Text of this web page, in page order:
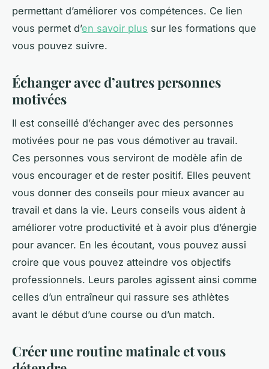
permettant d’améliorer vos compétences. Ce lien
vous permet d’en savoir plus sur les formations que
vous pouvez suivre.
Échanger avec d’autres personnes
motivées
Il est conseillé d’échanger avec des personnes
motivées pour ne pas vous démotiver au travail.
Ces personnes vous serviront de modèle afin de
vous encourager et de rester positif. Elles peuvent
vous donner des conseils pour mieux avancer au
travail et dans la vie. Leurs conseils vous aident à
améliorer votre productivité et à avoir plus d’énergie
pour avancer. En les écoutant, vous pouvez aussi
croire que vous pouvez atteindre vos objectifs
professionnels. Leurs paroles agissent ainsi comme
celles d’un entraîneur qui rassure ses athlètes
avant le début d’une course ou d’un match.
Créer une routine matinale et vous